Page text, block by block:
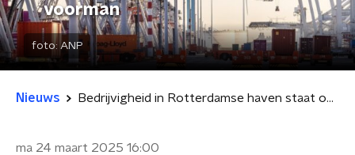
voorman
foto: ANP
Nieuws Bedrijvigheid in Rotterdamse haven staat onder druk door oneerlijk speelveld, waarschuwt voorman
ma 24 maart 2025 16:00